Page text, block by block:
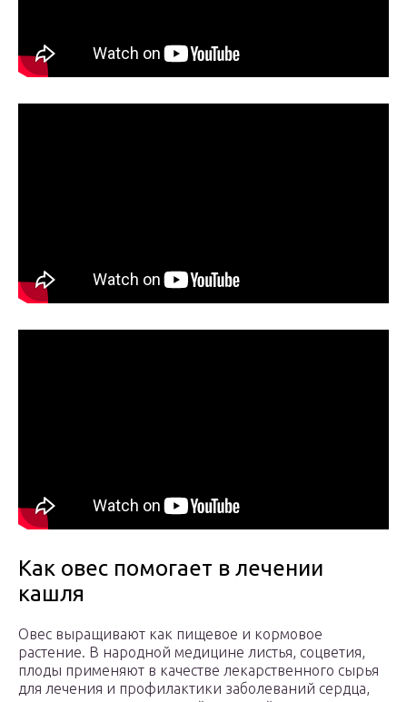
Как овес помогает в лечении
кашля
Овес выращивают как пищевое и кормовое
растение. В народной медицине листья, соцветия,
плоды применяют в качестве лекарственного сырья
для лечения и профилактики заболеваний сердца,